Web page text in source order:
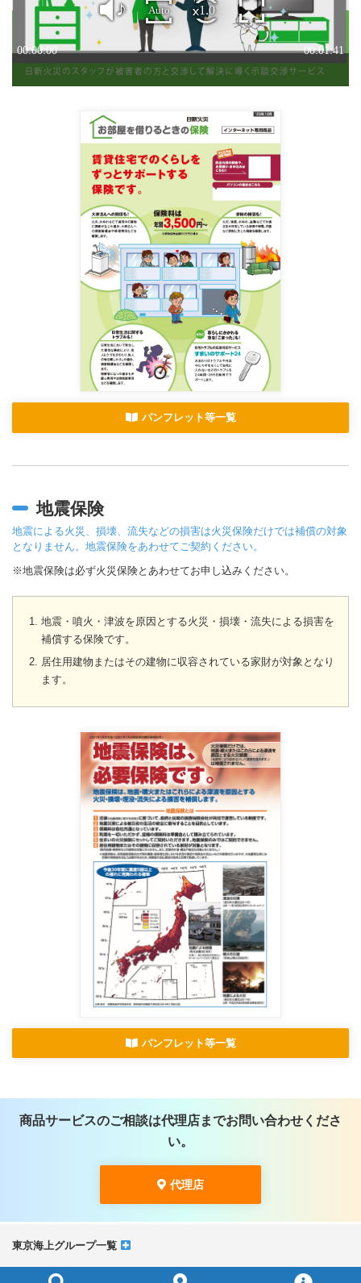
パンフレット等一覧
地震保険
地震による火災、損壊、流失などの損害は火災保険だけでは補償の対象
となりません。地震保険をあわせてご契約ください。
※地震保険は必ず火災保険とあわせてお申し込みください。
地震・噴火・津波を原因とする火災・損壊・流失による損害を
補償する保険です。
居住用建物またはその建物に収容されている家財が対象となり
ます。
パンフレット等一覧
商品サービスのご相談は代理店までお問い合わせくださ
い。
代理店
東京海上グループ一覧